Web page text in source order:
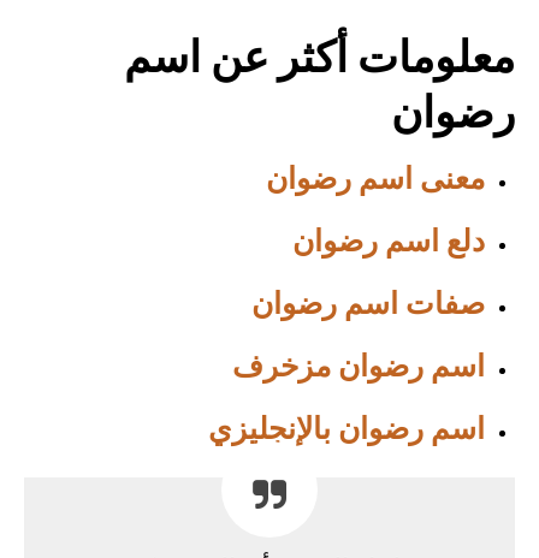
معلومات أكثر عن اسم
رضوان
معنى اسم رضوان
دلع اسم رضوان
صفات اسم رضوان
اسم رضوان مزخرف
اسم رضوان بالإنجليزي